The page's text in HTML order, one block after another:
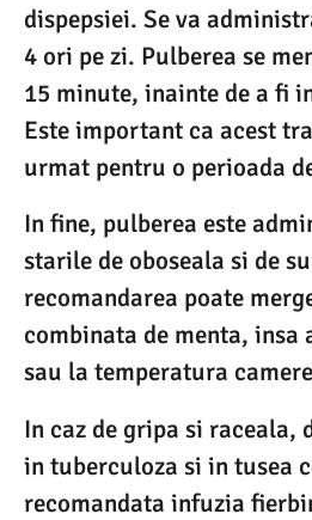
dispepsiei. Se va
4 ori pe zi. Pulberea se
15 minute, inainte de a fi
Este important ca acest
urmat pentru o perioada
In fine, pulberea este
starile de oboseala si de
recomandarea poate
combinata de menta, insa
sau la temperatura
In caz de gripa si raceala,
in tuberculoza si in tusea
recomandata infuzia